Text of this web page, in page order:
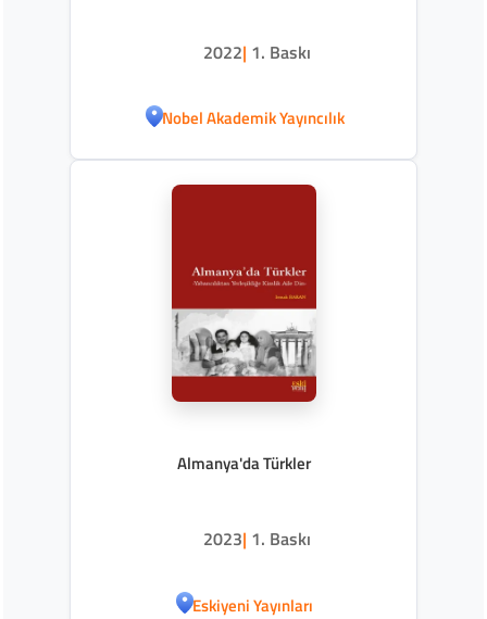
2022| 1. Baskı
Nobel Akademik Yayıncılık
Almanya'da Türkler
2023| 1. Baskı
Eskiyeni Yayınları